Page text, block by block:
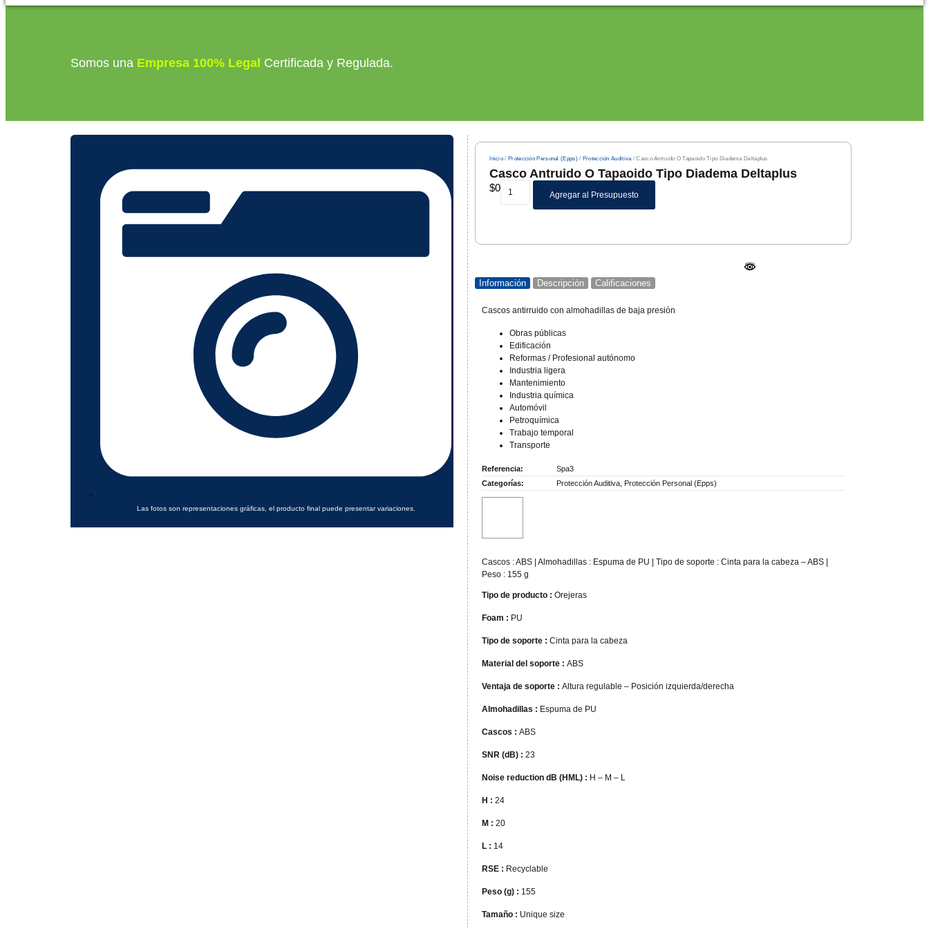
Somos una Empresa 100% Legal Certificada y Regulada.
Las fotos son representaciones gráficas, el producto final puede presentar variaciones.
Inicio /Protección Personal (Epps)/ Protección Auditiva / Casco Antruido O Tapaoido Tipo Diadema Deltaplus
Casco Antruido O Tapaoido Tipo Diadema Deltaplus
$0
Agregar al Presupuesto
Información Descripción Calificaciones
Cascos antirruido con almohadillas de baja presión
Obras públicas
Edificación
Reformas / Profesional autónomo
Industria ligera
Mantenimiento
Industria química
Automóvil
Petroquímica
Trabajo temporal
Transporte
Referencia:
Spa3
Categorías:
Protección Auditiva Protección Personal (Epps)
Cascos : ABS | Almohadillas : Espuma de PU | Tipo de soporte : Cinta para la cabeza – ABS |
Peso : 155 g
Tipo de producto : Orejeras
Foam : PU
Tipo de soporte : Cinta para la cabeza
Material del soporte : ABS
Ventaja de soporte : Altura regulable – Posición izquierda/derecha
Almohadillas : Espuma de PU
Cascos : ABS
SNR (dB) : 23
Noise reduction dB (HML) : H – M – L
H : 24
M : 20
L : 14
RSE : Recyclable
Peso (g) : 155
Tamaño : Unique size